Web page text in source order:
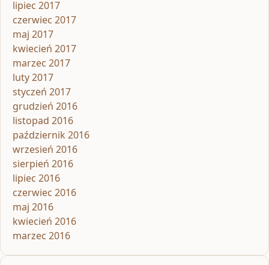
lipiec 2017
czerwiec 2017
maj 2017
kwiecień 2017
marzec 2017
luty 2017
styczeń 2017
grudzień 2016
listopad 2016
październik 2016
wrzesień 2016
sierpień 2016
lipiec 2016
czerwiec 2016
maj 2016
kwiecień 2016
marzec 2016